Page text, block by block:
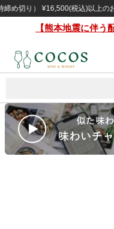
り） ¥16,500(税込)以上のお買
【熊本地震に伴う